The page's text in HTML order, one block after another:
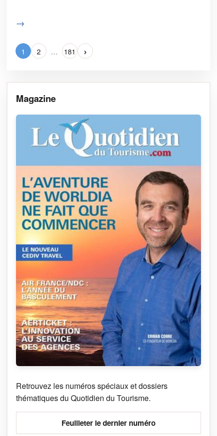
→
1 2 … 181 ›
Magazine
Retrouvez les numéros spéciaux et dossiers
thématiques du Quotidien du Tourisme.
Feuilleter le dernier numéro